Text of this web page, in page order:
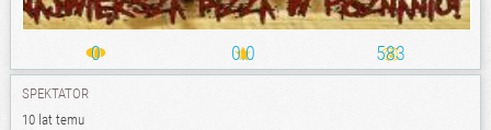
0 0.0 583
SPEKTATOR
10 lat temu